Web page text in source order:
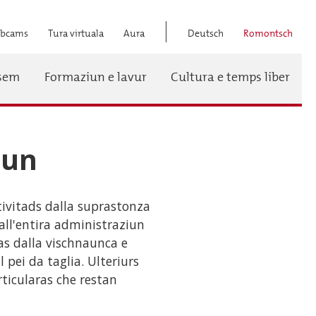
Menü
Tura virtuala Aura Deutsch Romontsch
Formaziun e lavur Cultura e temps liber
dalla suprastonza
administraziun
dalla vischnaunca e
pei da taglia. Ulteriurs
che restan